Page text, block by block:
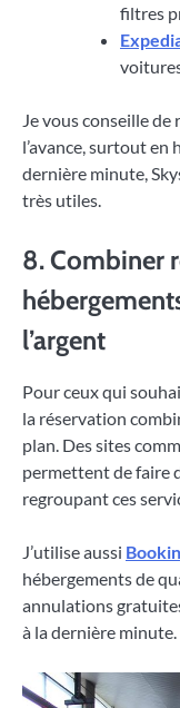
filtres
Je vous conseille
l’avance, surtout en
dernière minute,
très utiles.
8. Combiner
l’argent
Pour ceux qui
la réservation
plan. Des sites
permettent de faire
regroupant ces
J’utilise aussi
hébergements de
annulations
à la dernière minute.